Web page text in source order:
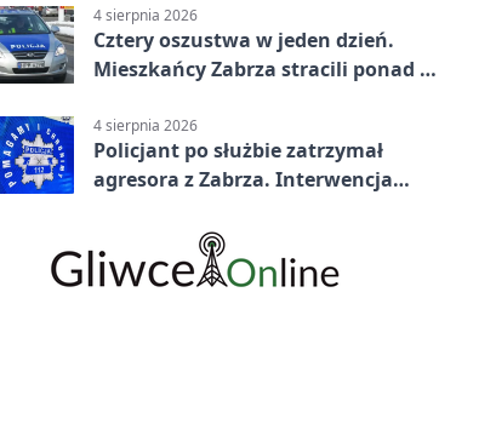
4 sierpnia 2026
Cztery oszustwa w jeden dzień.
Mieszkańcy Zabrza stracili ponad 6
4 sierpnia 2026
Policjant po służbie zatrzymał
agresora z Zabrza. Interwencja